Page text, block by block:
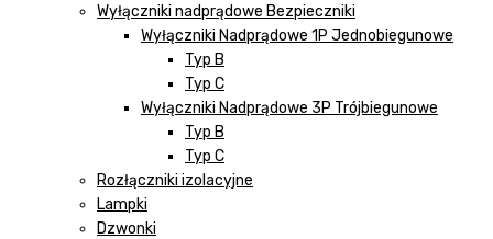
Wyłączniki nadprądowe Bezpieczniki
Wyłączniki Nadprądowe 1P Jednobiegunowe
Typ B
Typ C
Wyłączniki Nadprądowe 3P Trójbiegunowe
Typ B
Typ C
Rozłączniki izolacyjne
Lampki
Dzwonki